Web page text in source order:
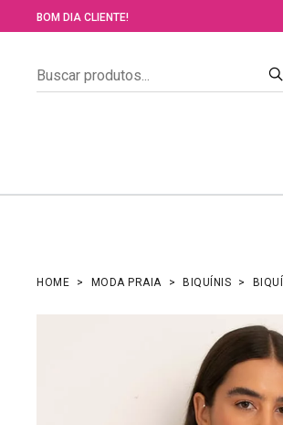
BOM DIA CLIENTE!
HOME MODA PRAIA BIQUÍNIS